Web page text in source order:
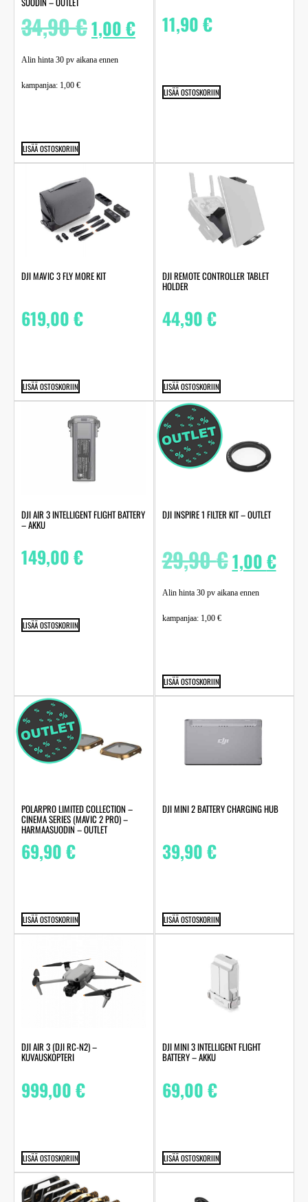
34,90€1,00€
Alin hinta 30 pv aikana ennen
kampanjaa: 1,00 €
LISÄÄ OSTOSKORIIN
11,90€
LISÄÄ OSTOSKORIIN
DJI MAVIC 3 FLY MORE KIT
619,00€
LISÄÄ OSTOSKORIIN
DJI REMOTE CONTROLLER TABLET
HOLDER
44,90€
LISÄÄ OSTOSKORIIN
DJI AIR 3 INTELLIGENT FLIGHT BATTERY
– AKKU
149,00€
LISÄÄ OSTOSKORIIN
DJI INSPIRE 1 FILTER KIT – OUTLET
29,90€1,00€
Alin hinta 30 pv aikana ennen
kampanjaa: 1,00 €
LISÄÄ OSTOSKORIIN
POLARPRO LIMITED COLLECTION –
CINEMA SERIES (MAVIC 2 PRO) –
HARMAASUODIN – OUTLET
69,90€
LISÄÄ OSTOSKORIIN
DJI MINI 2 BATTERY CHARGING HUB
39,90€
LISÄÄ OSTOSKORIIN
DJI AIR 3 (DJI RC-N2) –
KUVAUSKOPTERI
999,00€
LISÄÄ OSTOSKORIIN
DJI MINI 3 INTELLIGENT FLIGHT
BATTERY – AKKU
69,00€
LISÄÄ OSTOSKORIIN